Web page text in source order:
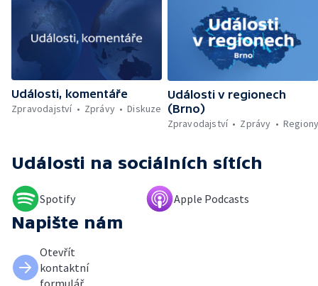
Události, komentáře
Zpravodajství
Zprávy Diskuze
Události v regionech
(Brno)
Zpravodajství
Zprávy
Události na sociálních sítích
Spotify Apple Podcasts
Napište nám
Otevřít
kontaktní
formulář